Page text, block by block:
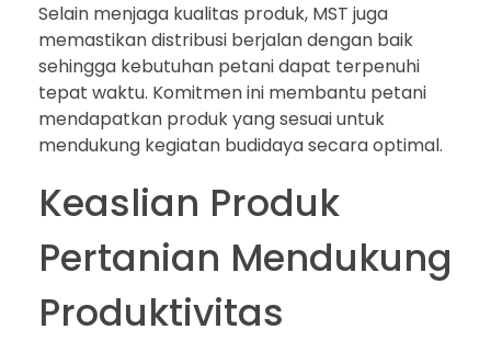
Selain menjaga kualitas produk, MST juga
memastikan distribusi berjalan dengan baik
sehingga kebutuhan petani dapat terpenuhi
tepat waktu. Komitmen ini membantu petani
mendapatkan produk yang sesuai untuk
mendukung kegiatan budidaya secara optimal.
Keaslian Produk
Pertanian Mendukung
Produktivitas